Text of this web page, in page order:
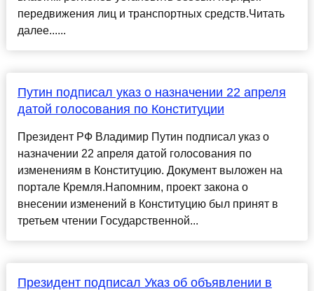
передвижения лиц и транспортных средств.Читать
далее......
Путин подписал указ о назначении 22 апреля
датой голосования по Конституции
Президент РФ Владимир Путин подписал указ о
назначении 22 апреля датой голосования по
изменениям в Конституцию. Документ выложен на
портале Кремля.Напомним, проект закона о
внесении изменений в Конституцию был принят в
третьем чтении Государственной...
Президент подписал Указ об объявлении в